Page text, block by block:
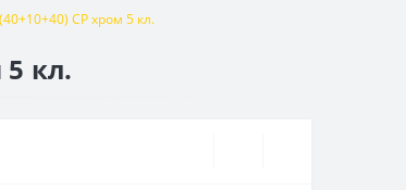
CP хром 5 кл.
кл.